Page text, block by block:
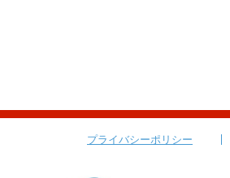
プライバシーポリシー